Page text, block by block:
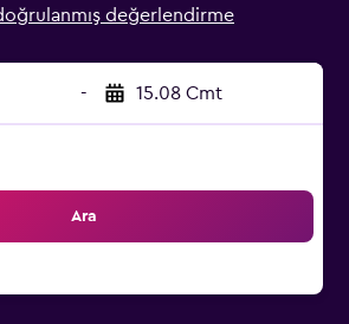
değerlendirme
- 15.08 Cmt
Ara